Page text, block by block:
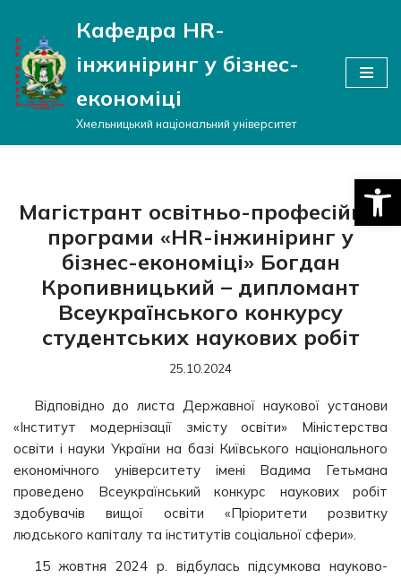
Перейти
до
вмісту
Кафедра HR-
інжиніринг у бізнес-
економіці
Хмельницький національний університет
Магістрант освітньо-професійної
програми «HR-інжиніринг у
бізнес-економіці» Богдан
Кропивницький – дипломант
Всеукраїнського конкурсу
студентських наукових робіт
25.10.2024
Відповідно до листа Державної наукової установи
«Інститут модернізації змісту освіти» Міністерства
освіти і науки України на базі Київського національного
економічного університету імені Вадима Гетьмана
проведено Всеукраїнський конкурс наукових робіт
здобувачів вищої освіти «Пріоритети розвитку
людського капіталу та інститутів соціальної сфери».
15 жовтня 2024 р. відбулась підсумкова науково-